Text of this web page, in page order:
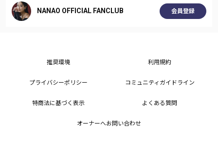
NANAO OFFICIAL FANCLUB 会員登録
推奨環境 利用規約
プライバシーポリシー コミュニティガイドライン
特商法に基づく表示 よくある質問
オーナーへお問い合わせ